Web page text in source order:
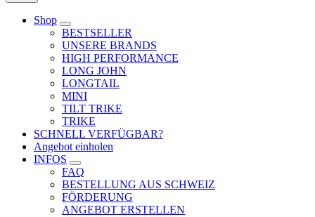
Shop
BESTSELLER
UNSERE BRANDS
HIGH PERFORMANCE
LONG JOHN
LONGTAIL
MINI
TILT TRIKE
TRIKE
SCHNELL VERFÜGBAR?
Angebot einholen
INFOS
FAQ
BESTELLUNG AUS SCHWEIZ
FÖRDERUNG
ANGEBOT ERSTELLEN